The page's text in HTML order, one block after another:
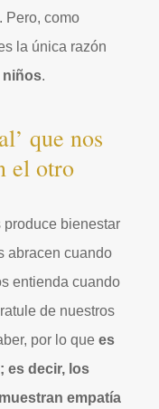
Pero, como
la única razón
niños.
que nos
el otro
produce bienestar
abracen cuando
entienda cuando
de nuestros
por lo que es
es decir, los
empatía